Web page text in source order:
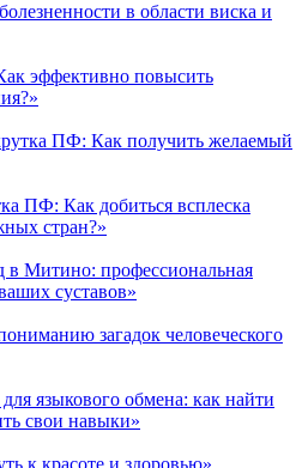
в области виска и
эффективно повысить
ПФ: Как получить желаемый
ПФ: Как добиться всплеска
стран?»
в Митино: профессиональная
суставов»
загадок человеческого
языкового обмена: как найти
свои навыки»